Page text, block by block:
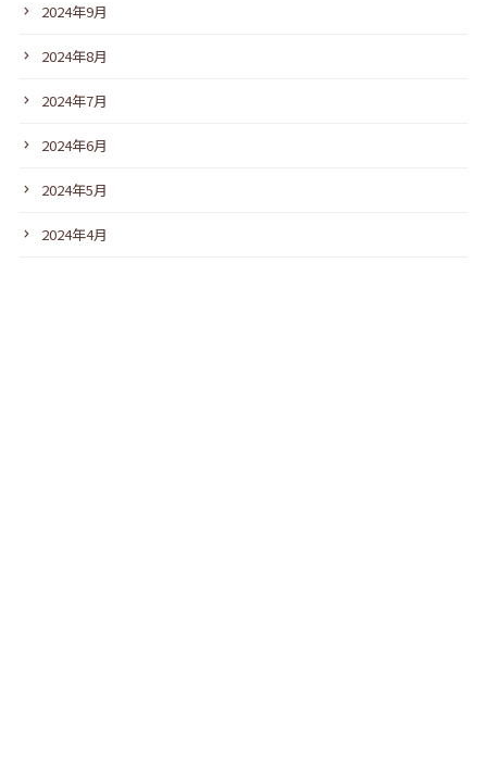
2024年9月
2024年8月
2024年7月
2024年6月
2024年5月
2024年4月